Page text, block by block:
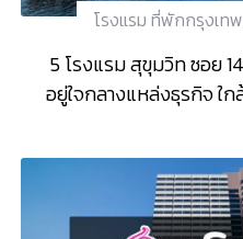
โรงแรม ที่พักกรุงเท
5 โรงแรม สุขุมวิท ซอย
อยู่ใจกลางแหล่งธุรกิจ ใ